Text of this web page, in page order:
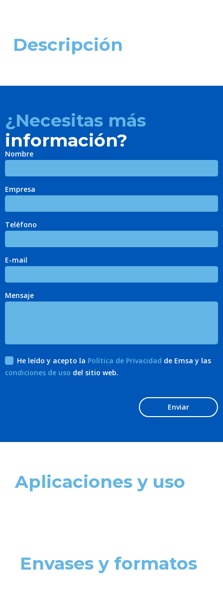
Descripción
¿Necesitas más
información?
Nombre
Empresa
Teléfono
E-mail
Mensaje
He leído y acepto la Política de Privacidad de Emsa y las
condiciones de uso del sitio web.
Enviar
Aplicaciones y uso
Envases y formatos